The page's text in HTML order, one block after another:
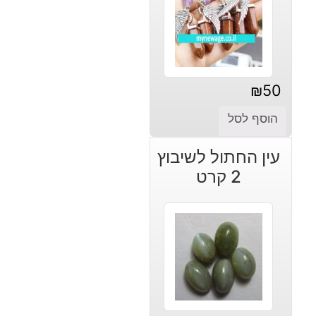
₪50
הוסף לסל
עין החתול לשיבוץ
2 קרט